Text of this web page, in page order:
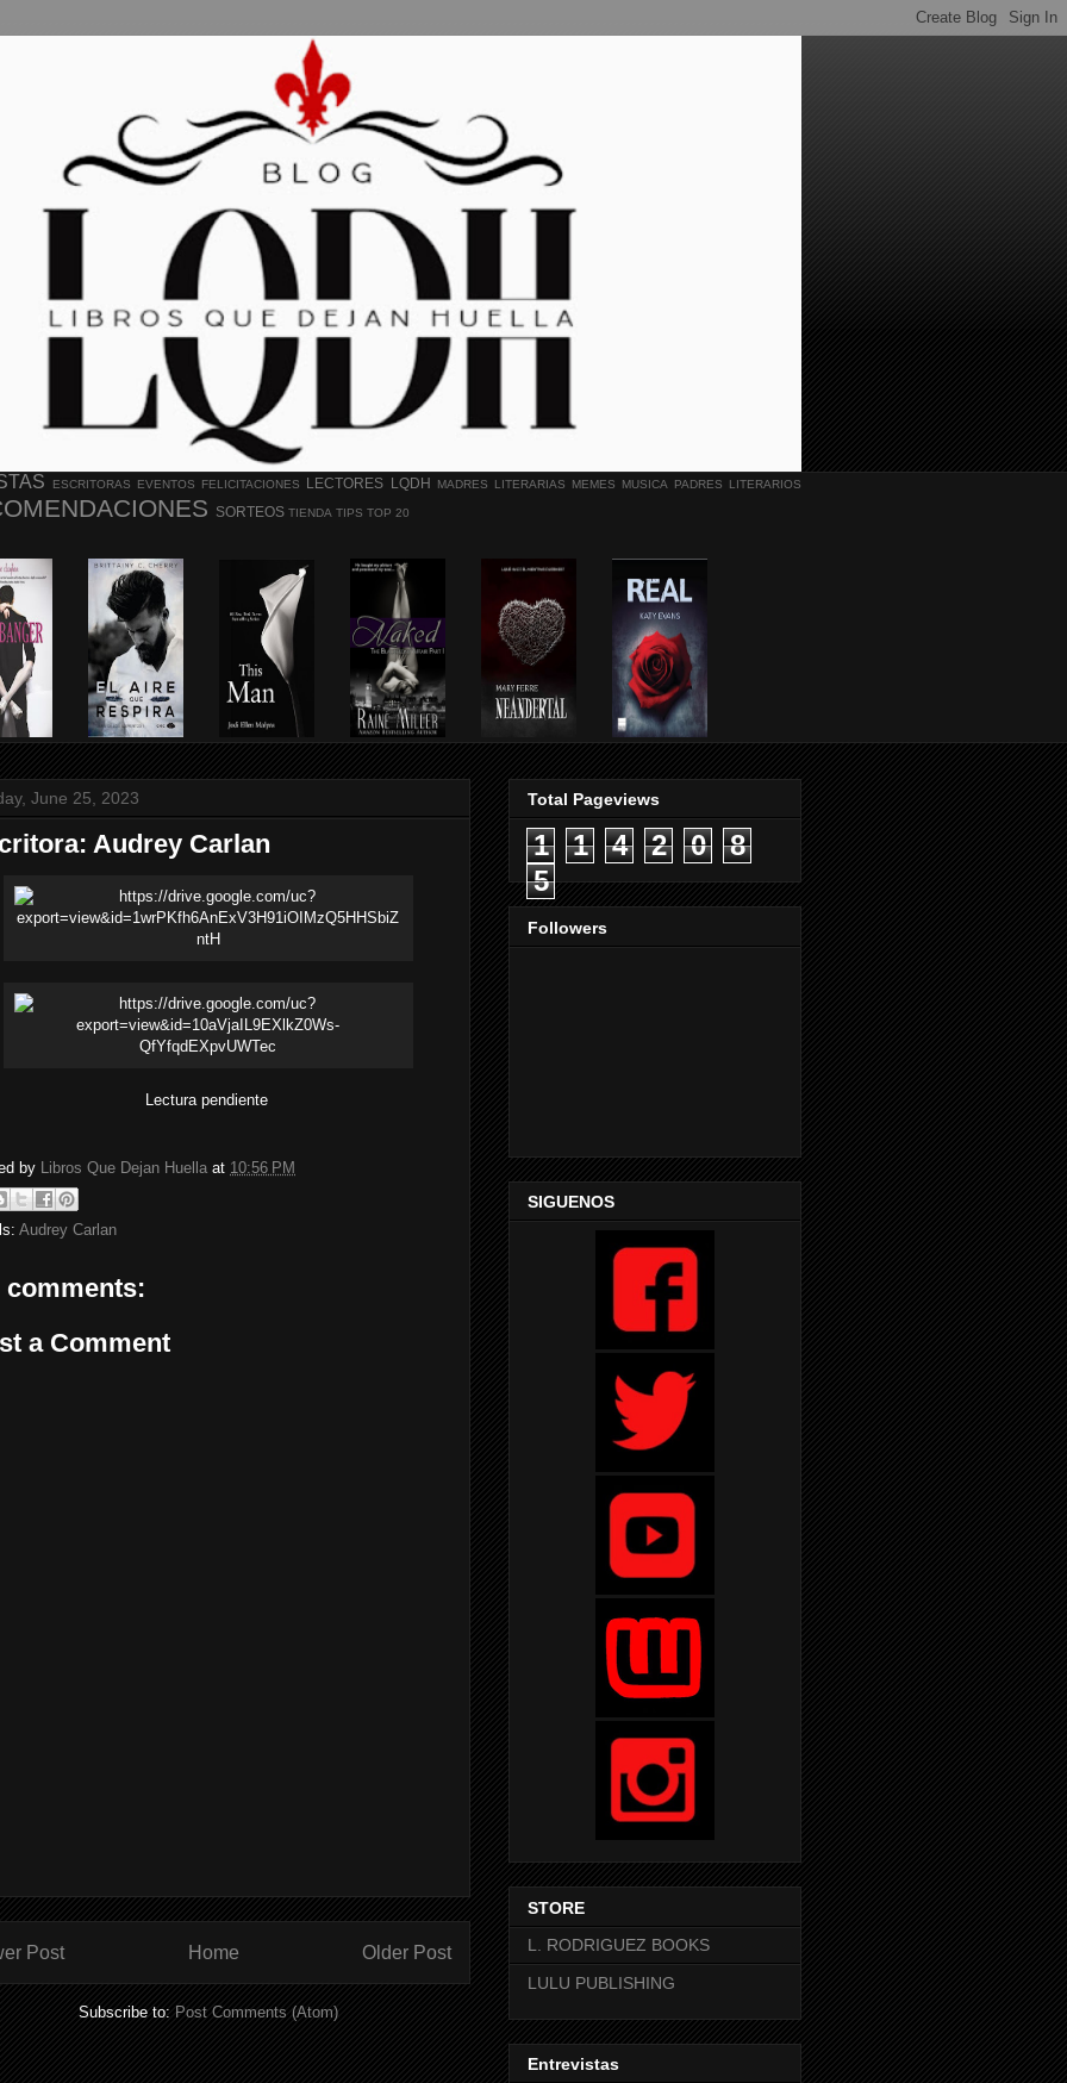
ESCRITORAS EVENTOS FELICITACIONES LECTORES LQDH MADRES LITERARIAS MEMES MUSICA PADRES LITERARIOS
SORTEOS TIENDA TIPS TOP 20
June 25, 2023
Audrey Carlan
Lectura pendiente
by Libros Que Dejan Huella at 10:56 PM
Audrey Carlan
comments:
a Comment
Post Older Post
Home
Subscribe to: Post Comments (Atom)
Total Pageviews
1 1 4 2 0
8
5
Followers
SIGUENOS
STORE
L. RODRIGUEZ BOOKS
LULU PUBLISHING
Entrevistas